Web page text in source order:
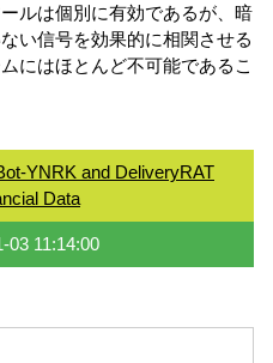
ルは個別に有効であるが、暗
い信号を効果的に相関させる
にはほとんど不可能であるこ
YNRK and DeliveryRAT
Data
03 11:14:00